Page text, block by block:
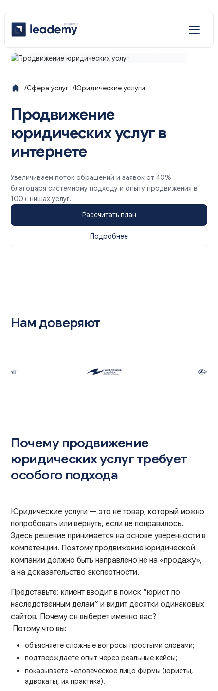
/Сфера услуг /Юридические услуги
Продвижение
юридических услуг в
интернете
Увеличиваем поток обращений и заявок от 40%
благодаря системному подходу и опыту продвижения в
100+ нишах услуг.
Рассчитать план
Подробнее
Нам доверяют
Почему продвижение
юридических услуг требует
особого подхода
Юридические услуги — это не товар, который можно
попробовать или вернуть, если не понравилось.
Здесь решение принимается на основе уверенности в
компетенции. Поэтому продвижение юридической
компании должно быть направлено не на «продажу»,
а на доказательство экспертности.
Представьте: клиент вводит в поиск “юрист по
наследственным делам” и видит десятки одинаковых
сайтов. Почему он выберет именно вас?
Потому что вы:
объясняете сложные вопросы простыми словами;
подтверждаете опыт через реальные кейсы;
показываете человеческое лицо фирмы (юристы,
адвокаты, их практика).